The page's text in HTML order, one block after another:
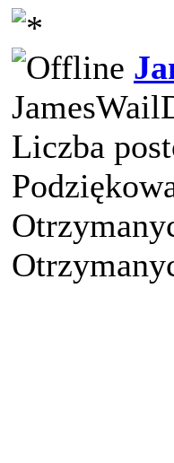
Liczba